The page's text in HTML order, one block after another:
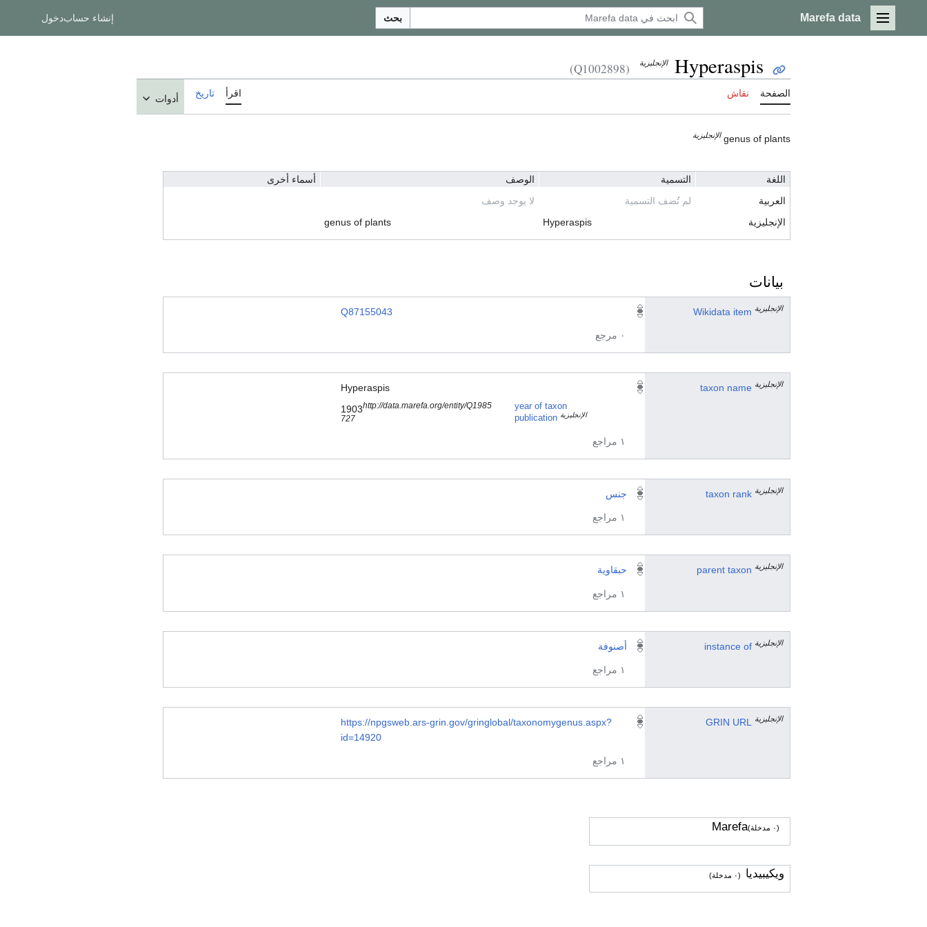
القائمة الرئيسية
Marefa data بحث إنشاء حسابدخول
Hyperaspis الإنجليزية (Q1002898)
الصفحة نقاش اقرأ تاريخ أدوات
genus of plants الإنجليزية
اللغة التسمية الوصف
أسماء أخرى
العربية
لم تُضف التسمية
لا يوجد وصف
الإنجليزية
Hyperaspis
genus of plants
بيانات
Wikidata item الإنجليزية Q87155043
٠ مرجع
taxon name الإنجليزية Hyperaspis
year of taxon
publication الإنجليزية
1903http://data.marefa.org/entity/Q1985
727
١ مراجع
taxon rank الإنجليزية جنس
١ مراجع
parent taxon الإنجليزية حبقاوية
١ مراجع
instance of الإنجليزية أصنوفة
١ مراجع
GRIN URL الإنجليزية
https://npgsweb.ars-grin.gov/gringlobal/taxonomygenus.aspx?
id=14920
١ مراجع
Marefa (٠ مدخلة)
ويكيبيديا (٠ مدخلة)